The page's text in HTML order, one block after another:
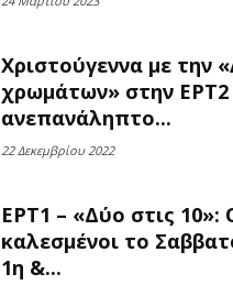
Χριστούγεννα με την
χρωμάτων» στην ΕΡΤ2
ανεπανάληπτο...
22 Δεκεμβρίου 2022
ΕΡΤ1 – «Δύο στις 10»:
καλεσμένοι το
1η &...